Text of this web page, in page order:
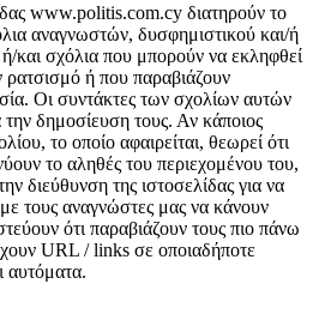
www.politis.com.cy διατηρούν το
αναγνωστών, δυσφημιστικού και/ή
και σχόλια που μπορούν να εκληφθεί
ρατσισμό ή που παραβιάζουν
Οι συντάκτες των σχολίων αυτών
δημοσίευση τους. Αν κάποιος
το οποίο αφαιρείται, θεωρεί ότι
το αληθές του περιεχομένου του,
διεύθυνση της ιστοσελίδας για να
τους αναγνώστες μας να κάνουν
ότι παραβιάζουν τους πιο πάνω
URL / links σε οποιαδήποτε
αυτόματα.